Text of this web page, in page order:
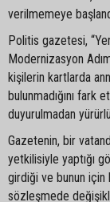
verilmemeye
Politis gazetesi,
Modernizasyon
kişilerin kartlarda
bulunmadığını fark
duyurulmadan
Gazetenin, bir
yetkilisiyle yaptığı
girdiği ve bunun için
sözleşmede